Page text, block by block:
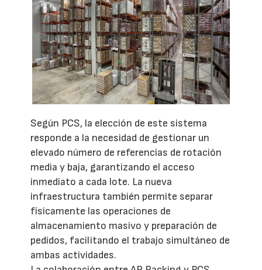
Según PCS, la elección de este sistema
responde a la necesidad de gestionar un
elevado número de referencias de rotación
media y baja, garantizando el acceso
inmediato a cada lote. La nueva
infraestructura también permite separar
físicamente las operaciones de
almacenamiento masivo y preparación de
pedidos, facilitando el trabajo simultáneo de
ambas actividades.